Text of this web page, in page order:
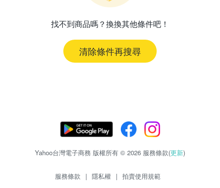
找不到商品嗎？換換其他條件吧！
清除條件再搜尋
Yahoo台灣電子商務 版權所有 © 2026 服務條款(更新)
服務條款 | 隱私權 | 拍賣使用規範